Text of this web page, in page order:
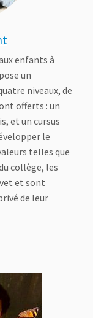
enfants à
un
niveaux, de
offerts : un
et un cursus
le
telles que
collège, les
et sont
de leur